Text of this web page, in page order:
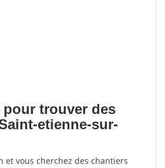
trouver des
etienne-sur-
et vous cherchez des chantiers